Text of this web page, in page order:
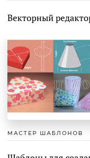
Векторный
МАСТЕР ШАБЛОНОВ